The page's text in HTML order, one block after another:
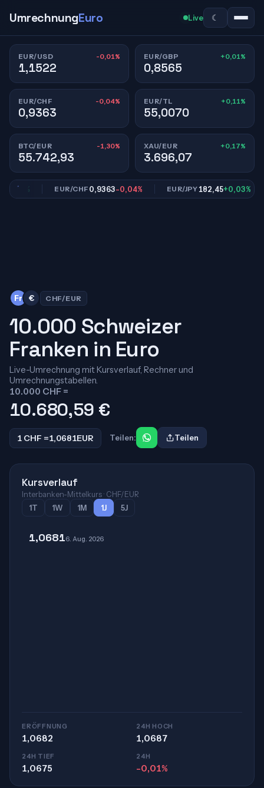
UmrechnungEuro Live ☾
EUR/USD -0,01%
1,1522
EUR/GBP +0,01%
0,8565
EUR/CHF -0,04%
0,9363
EUR/TL +0,11%
55,0070
BTC/EUR -1,30%
55.742,93
XAU/EUR +0,17%
3.696,07
EUR/CHF0,9363-0,04% EUR/JPY182,45+0,03%
Fr € CHF/EUR
10.000 Schweizer
Franken in Euro
Live-Umrechnung mit Kursverlauf, Rechner und
Umrechnungstabellen.
10.000 CHF =
10.680,59 €
1 CHF =1,0681EUR Teilen: Teilen
Kursverlauf
Interbanken-Mittelkurs · CHF/EUR
1T
1W 1M 1J 5J
1,06816. Aug. 2026
ERÖFFNUNG
1,0682
24H HOCH
1,0687
24H TIEF
1,0675
24H
-0,01%